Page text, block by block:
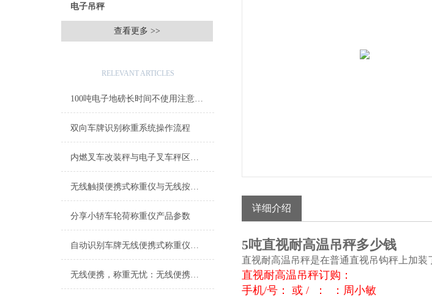
电子吊秤
查看更多 >>
RELEVANT ARTICLES
100吨电子地磅长时间不使用注意事项
双向车牌识别称重系统操作流程
内燃叉车改装秤与电子叉车秤区别？
无线触摸便携式称重仪与无线按键式汽车称重仪区别
分享小轿车轮荷称重仪产品参数
自动识别车牌无线便携式称重仪优点
无线便携，称重无忧：无线便携式称重仪打造便捷称重新体验
详细介绍
5吨直视耐高温吊秤多少钱
直视耐高温吊秤是在普通直视吊钩秤上加
直视耐高温吊秤订购：
手机/号： 或 / ： ：周小敏